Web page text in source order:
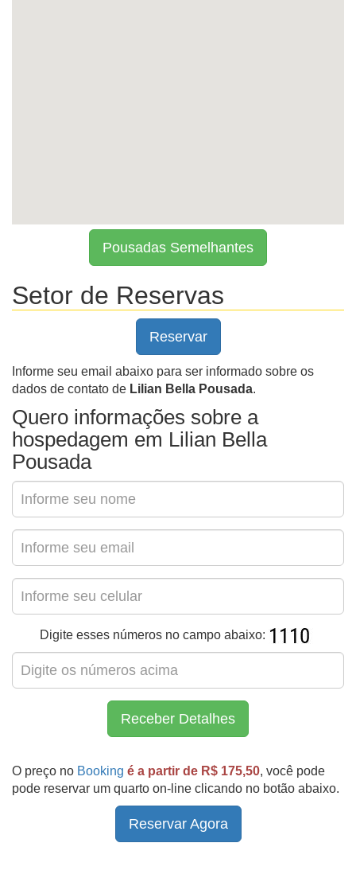
Pousadas Semelhantes
Setor de Reservas
Reservar
Informe seu email abaixo para ser informado sobre os
dados de contato de Lilian Bella Pousada.
Quero informações sobre a
hospedagem em Lilian Bella
Pousada
Digite esses números no campo abaixo:
Receber Detalhes
O preço no Booking é a partir de R$ 175,50, você pode
pode reservar um quarto on-line clicando no botão abaixo.
Reservar Agora